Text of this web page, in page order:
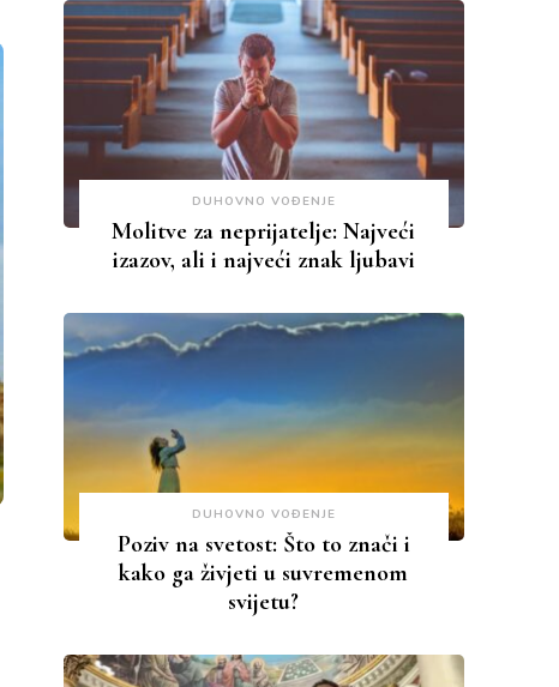
DUHOVNO VOĐENJE
Molitve za neprijatelje: Najveći
izazov, ali i najveći znak ljubavi
DUHOVNO VOĐENJE
Poziv na svetost: Što to znači i
kako ga živjeti u suvremenom
svijetu?